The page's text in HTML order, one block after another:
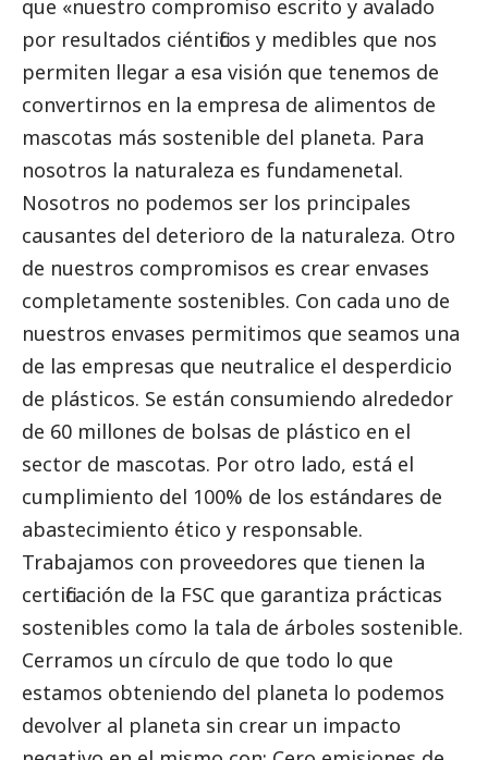
que «nuestro compromiso escrito y avalado
por resultados ciéntificos y medibles que nos
permiten llegar a esa visión que tenemos de
convertirnos en la empresa de alimentos de
mascotas más sostenible del planeta. Para
nosotros la naturaleza es fundamenetal.
Nosotros no podemos ser los principales
causantes del deterioro de la naturaleza. Otro
de nuestros compromisos es crear envases
completamente sostenibles. Con cada uno de
nuestros envases permitimos que seamos una
de las empresas que neutralice el desperdicio
de plásticos. Se están consumiendo alrededor
de 60 millones de bolsas de plástico en el
sector de mascotas. Por otro lado, está el
cumplimiento del 100% de los estándares de
abastecimiento ético y responsable.
Trabajamos con proveedores que tienen la
certificación de la FSC que garantiza prácticas
sostenibles como la tala de árboles sostenible.
Cerramos un círculo de que todo lo que
estamos obteniendo del planeta lo podemos
devolver al planeta sin crear un impacto